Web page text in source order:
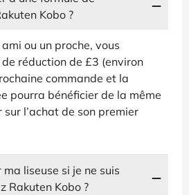
Kobo ?
ou un proche, vous
réduction de £3 (environ
commande et la
pourra bénéficier de la même
l’achat de son premier
liseuse si je ne suis
Rakuten Kobo ?